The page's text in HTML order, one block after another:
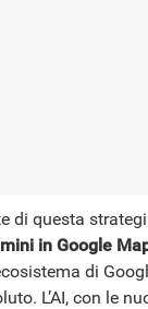
di questa
in Google
di
L’AI, con le